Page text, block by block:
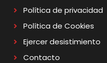
Política de privacidad
Política de Cookies
Ejercer desistimiento
Contacto